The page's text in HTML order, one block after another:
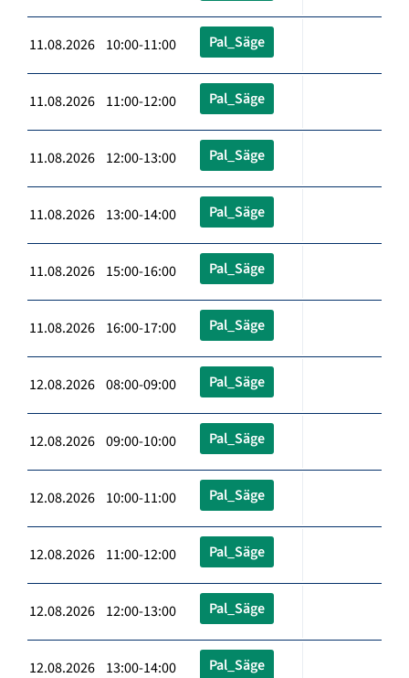
11.08.2026 10:00-11:00 Pal_Säge
11.08.2026 11:00-12:00 Pal_Säge
11.08.2026 12:00-13:00 Pal_Säge
11.08.2026 13:00-14:00 Pal_Säge
11.08.2026 15:00-16:00 Pal_Säge
11.08.2026 16:00-17:00 Pal_Säge
12.08.2026 08:00-09:00 Pal_Säge
12.08.2026 09:00-10:00 Pal_Säge
12.08.2026 10:00-11:00 Pal_Säge
12.08.2026 11:00-12:00 Pal_Säge
12.08.2026 12:00-13:00 Pal_Säge
12.08.2026 13:00-14:00 Pal_Säge